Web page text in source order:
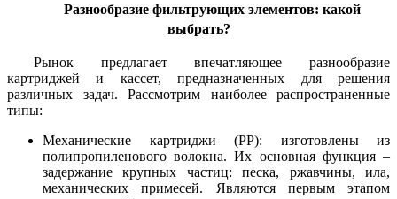
Разнообразие фильтрующих элементов: какой
выбрать?
Рынок предлагает впечатляющее разнообразие
картриджей и кассет, предназначенных для решения
различных задач. Рассмотрим наиболее распространенные
типы:
Механические картриджи (PP): изготовлены из
полипропиленового волокна. Их основная функция –
задержание крупных частиц: песка, ржавчины, ила,
механических примесей. Являются первым этапом